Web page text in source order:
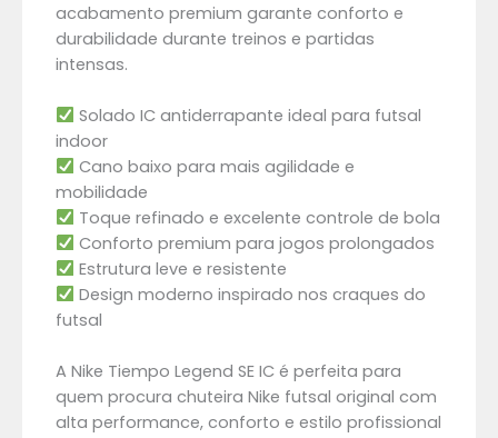
acabamento premium garante conforto e
durabilidade durante treinos e partidas
intensas.
Solado IC antiderrapante ideal para futsal
indoor
Cano baixo para mais agilidade e
mobilidade
Toque refinado e excelente controle de bola
Conforto premium para jogos prolongados
Estrutura leve e resistente
Design moderno inspirado nos craques do
futsal
A Nike Tiempo Legend SE IC é perfeita para
quem procura chuteira Nike futsal original com
alta performance, conforto e estilo profissional